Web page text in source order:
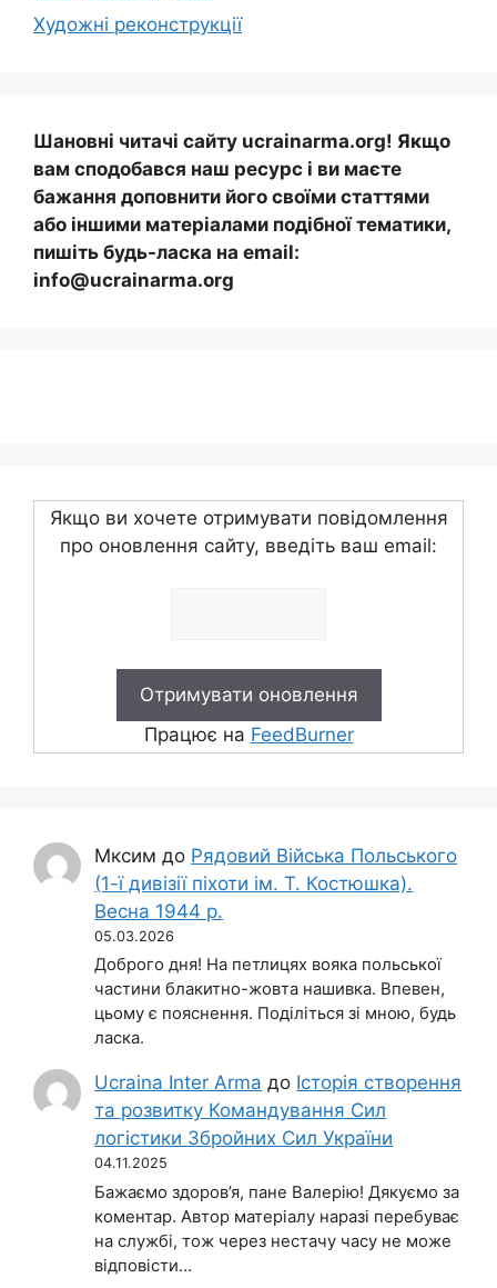
Художні реконструкції
Шановні читачі сайту ucrainarma.org! Якщо
вам сподобався наш ресурс і ви маєте
бажання доповнити його своїми статтями
або іншими матеріалами подібної тематики,
пишіть будь-ласка на email:
info@ucrainarma.org
Якщо ви хочете отримувати повідомлення
про оновлення сайту, введіть ваш email:
Працює на FeedBurner
Мксим до Рядовий Війська Польського
(1-ї дивізії піхоти ім. Т. Костюшка).
Весна 1944 р.
05.03.2026
Доброго дня! На петлицях вояка польської
частини блакитно-жовта нашивка. Впевен,
цьому є пояснення. Поділіться зі мною, будь
ласка.
Ucraina Inter Arma до Історія створення
та розвитку Командування Сил
логістики Збройних Сил України
04.11.2025
Бажаємо здоров’я, пане Валерію! Дякуємо за
коментар. Автор матеріалу наразі перебуває
на службі, тож через нестачу часу не може
відповісти…